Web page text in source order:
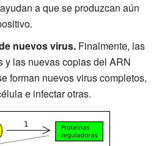
a que se produzcan aún
nuevos virus. Finalmente, las
y las nuevas copias del ARN
forman nuevos virus completos,
e infectar otras.